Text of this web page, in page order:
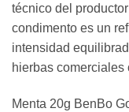
técnico del
condimento es un
intensidad
hierbas comerciales
Menta 20g BenBo